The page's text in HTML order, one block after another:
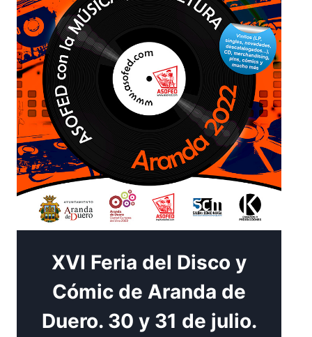
XVI Feria del Disco y
Cómic de Aranda de
Duero. 30 y 31 de julio.